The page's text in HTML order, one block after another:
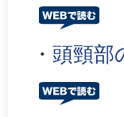
・ 頭頸部